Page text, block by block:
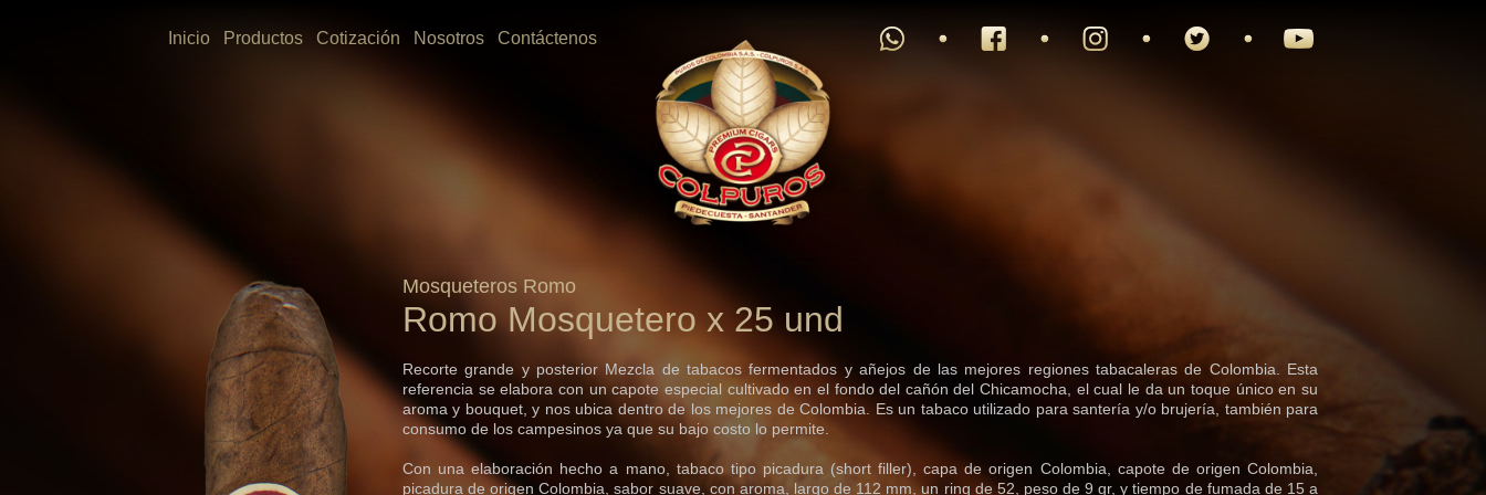
Inicio Productos Cotización Nosotros Contáctenos
Mosqueteros Romo
Romo Mosquetero x 25 und
Recorte grande y posterior Mezcla de tabacos fermentados y añejos de las mejores regiones tabacaleras de Colombia. Esta
referencia se elabora con un capote especial cultivado en el fondo del cañón del Chicamocha, el cual le da un toque único en su
aroma y bouquet, y nos ubica dentro de los mejores de Colombia. Es un tabaco utilizado para santería y/o brujería, también para
consumo de los campesinos ya que su bajo costo lo permite.
Con una elaboración hecho a mano, tabaco tipo picadura (short filler), capa de origen Colombia, capote de origen Colombia,
picadura de origen Colombia, sabor suave, con aroma, largo de 112 mm, un ring de 52, peso de 9 gr, y tiempo de fumada de 15 a